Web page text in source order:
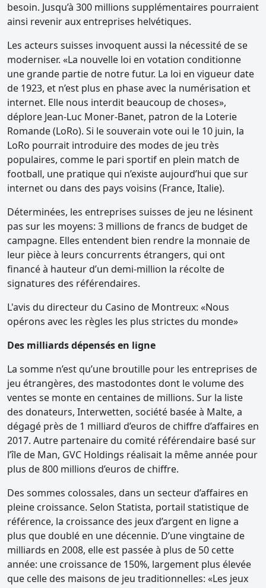
besoin. Jusqu’à 300 millions supplémentaires pourraient
ainsi revenir aux entreprises helvétiques.
Les acteurs suisses invoquent aussi la nécessité de se
moderniser. «La nouvelle loi en votation conditionne
une grande partie de notre futur. La loi en vigueur date
de 1923, et n’est plus en phase avec la numérisation et
internet. Elle nous interdit beaucoup de choses»,
déplore Jean-Luc Moner-Banet, patron de la Loterie
Romande (LoRo). Si le souverain vote oui le 10 juin, la
LoRo pourrait introduire des modes de jeu très
populaires, comme le pari sportif en plein match de
football, une pratique qui n’existe aujourd’hui que sur
internet ou dans des pays voisins (France, Italie).
Déterminées, les entreprises suisses de jeu ne lésinent
pas sur les moyens: 3 millions de francs de budget de
campagne. Elles entendent bien rendre la monnaie de
leur pièce à leurs concurrents étrangers, qui ont
financé à hauteur d’un demi-million la récolte de
signatures des référendaires.
L'avis du directeur du Casino de Montreux: «Nous
opérons avec les règles les plus strictes du monde»
Des milliards dépensés en ligne
La somme n’est qu’une broutille pour les entreprises de
jeu étrangères, des mastodontes dont le volume des
ventes se monte en centaines de millions. Sur la liste
des donateurs, Interwetten, société basée à Malte, a
dégagé près de 1 milliard d’euros de chiffre d’affaires en
2017. Autre partenaire du comité référendaire basé sur
l’île de Man, GVC Holdings réalisait la même année pour
plus de 800 millions d’euros de chiffre.
Des sommes colossales, dans un secteur d’affaires en
pleine croissance. Selon Statista, portail statistique de
référence, la croissance des jeux d’argent en ligne a
plus que doublé en une décennie. D’une vingtaine de
milliards en 2008, elle est passée à plus de 50 cette
année: une croissance de 150%, largement plus élevée
que celle des maisons de jeu traditionnelles: «Les jeux